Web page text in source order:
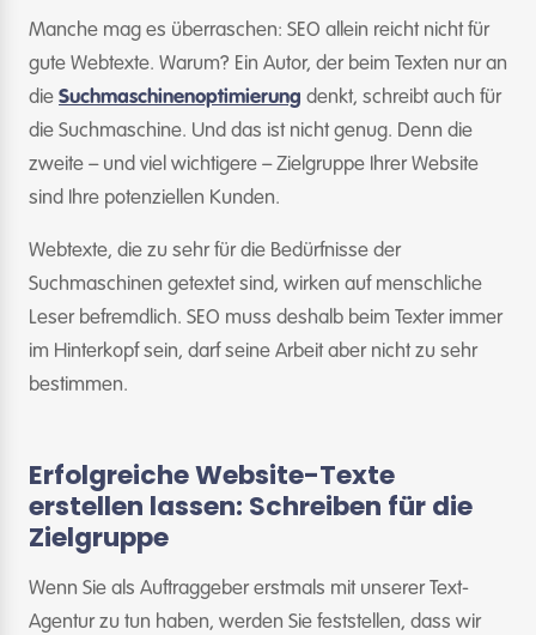
Manche mag es überraschen: SEO allein reicht nicht für
gute Webtexte. Warum? Ein Autor, der beim Texten nur an
die Suchmaschinenoptimierung denkt, schreibt auch für
die Suchmaschine. Und das ist nicht genug. Denn die
zweite – und viel wichtigere – Zielgruppe Ihrer Website
sind Ihre potenziellen Kunden.
Webtexte, die zu sehr für die Bedürfnisse der
Suchmaschinen getextet sind, wirken auf menschliche
Leser befremdlich. SEO muss deshalb beim Texter immer
im Hinterkopf sein, darf seine Arbeit aber nicht zu sehr
bestimmen.
Erfolgreiche Website-Texte
erstellen lassen: Schreiben für die
Zielgruppe
Wenn Sie als Auftraggeber erstmals mit unserer Text-
Agentur zu tun haben, werden Sie feststellen, dass wir